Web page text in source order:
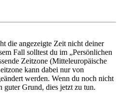
die angezeigte Zeit nicht deiner
Fall solltest du im „Persönlichen
Zeitzone (Mitteleuropäische
kann dabei nur von
werden. Wenn du noch nicht
guter Grund, dies jetzt zu tun.